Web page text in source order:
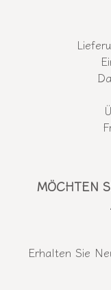
MÖCHTEN
Erhalten Sie